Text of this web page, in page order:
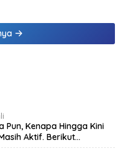
Pun, Kenapa Hingga Kini
Aktif. Berikut
TTS.